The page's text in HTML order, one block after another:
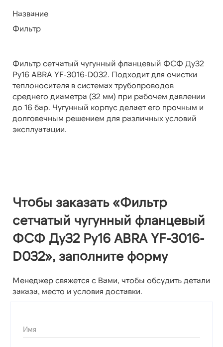
Название
Фильтр
Фильтр сетчатый чугунный фланцевый ФСФ Ду32
Ру16 ABRA YF-3016-D032. Подходит для очистки
теплоносителя в системах трубопроводов
среднего диаметра (32 мм) при рабочем давлении
до 16 бар. Чугунный корпус делает его прочным и
долговечным решением для различных условий
эксплуатации.
Чтобы заказать «Фильтр
сетчатый чугунный фланцевый
ФСФ Ду32 Ру16 ABRA YF-3016-
D032», заполните форму
Менеджер свяжется с Вами, чтобы обсудить детали
заказа, место и условия доставки.
Имя